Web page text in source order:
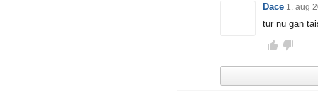
Dace 1. aug
tur nu gan